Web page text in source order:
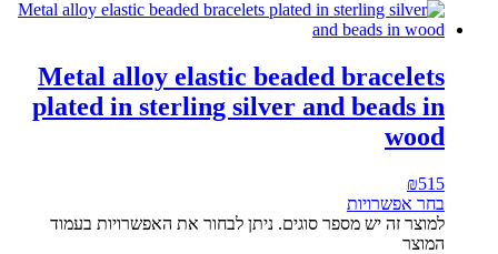
Metal alloy elastic beaded bracelets
plated in sterling silver and beads in
wood
₪515
בחר אפשרויות
למוצר זה יש מספר סוגים. ניתן לבחור את האפשרויות בעמוד
המוצר